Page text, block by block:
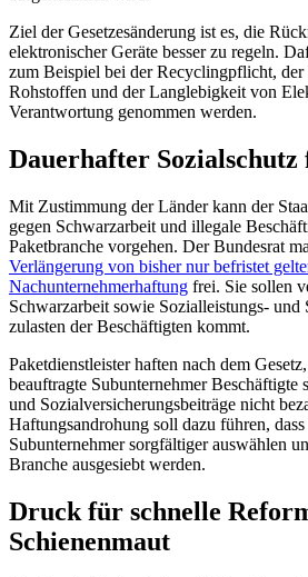
Ziel der Gesetzesänderung ist es, die
elektronischer Geräte besser zu regeln.
zum Beispiel bei der Recyclingpflicht,
Rohstoffen und der Langlebigkeit von
Verantwortung genommen werden.
Dauerhafter Sozialschutz
Mit Zustimmung der Länder kann der
gegen Schwarzarbeit und illegale
Paketbranche vorgehen. Der Bundesrat
Verlängerung von bisher nur befristet
Nachunternehmerhaftung frei. Sie sollen
Schwarzarbeit sowie Sozialleistungs- und
zulasten der Beschäftigten kommt.
Paketdienstleister haften nach dem
beauftragte Subunternehmer Beschäftigte
und Sozialversicherungsbeiträge nicht
Haftungsandrohung soll dazu führen,
Subunternehmer sorgfältiger auswählen
Branche ausgesiebt werden.
Druck für schnelle
Schienenmaut